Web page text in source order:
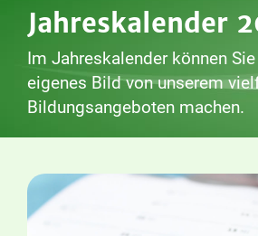
Jahreskalender
Im Jahreskalender können
eigenes Bild von unserem
Bildungsangeboten machen.